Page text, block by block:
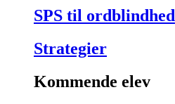
SPS til ordblindhed
Strategier
Kommende elev